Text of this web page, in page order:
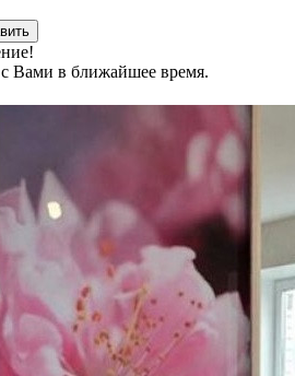
Вами в ближайшее время.